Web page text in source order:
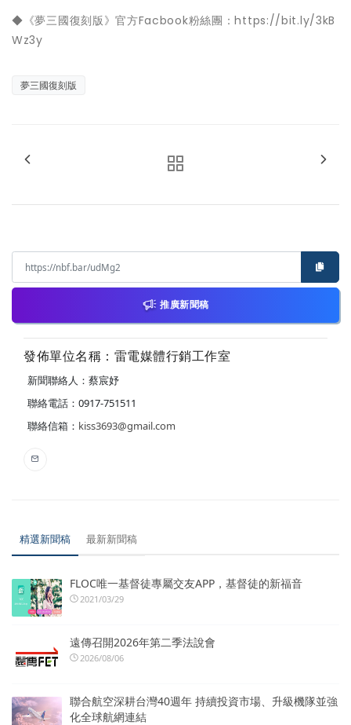
◆《夢三國復刻版》官方Facbook粉絲團：https://bit.ly/3kB
Wz3y
夢三國復刻版
推廣新聞稿
發佈單位名稱：雷電媒體行銷工作室
新聞聯絡人：蔡宸妤
聯絡電話：0917-751511
聯絡信箱： kiss3693@gmail.com
精選新聞稿 最新新聞稿
FLOC唯一基督徒專屬交友APP，基督徒的新福音
2021/03/29
遠傳召開2026年第二季法說會
2026/08/06
聯合航空深耕台灣40週年 持續投資市場、升級機隊並強
化全球航網連結